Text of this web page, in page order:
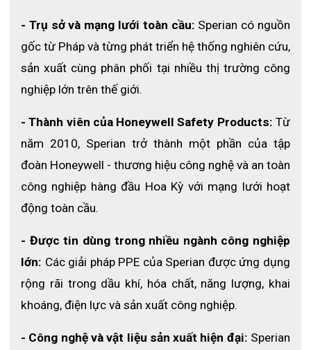
- Trụ sở và mạng lưới toàn cầu: Sperian có nguồn
gốc từ Pháp và từng phát triển hệ thống nghiên cứu,
sản xuất cùng phân phối tại nhiều thị trường công
nghiệp lớn trên thế giới.
- Thành viên của Honeywell Safety Products: Từ
năm 2010, Sperian trở thành một phần của tập
đoàn Honeywell - thương hiệu công nghệ và an toàn
công nghiệp hàng đầu Hoa Kỳ với mạng lưới hoạt
động toàn cầu.
- Được tin dùng trong nhiều ngành công nghiệp
lớn: Các giải pháp PPE của Sperian được ứng dụng
rộng rãi trong dầu khí, hóa chất, năng lượng, khai
khoáng, điện lực và sản xuất công nghiệp.
- Công nghệ và vật liệu sản xuất hiện đại: Sperian